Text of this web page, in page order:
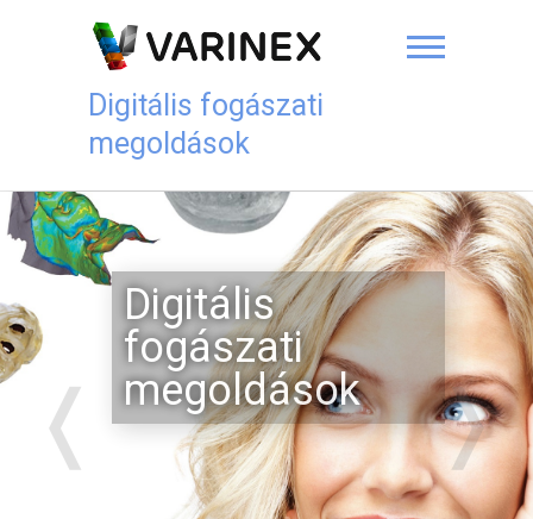
Digitális fogászati
megoldások
Digitális
fogászati
megoldások
❬ ❭